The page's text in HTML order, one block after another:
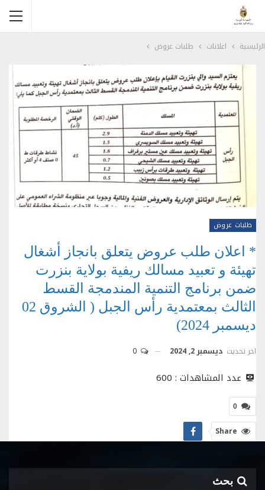
الرئيسية اعلانات طلبات عروض
طلبات عروض
* اعلان طلب عروض يتعلق بانجاز أشغال
تهيئة و تعبيد مسالك ريفية بولاية بنزرت
ضمن برنامج التنمية المندمجة القسط
الثالث بمعتمدية رأس الجبل ( الشروق 02
ديسمبر 2024)
اخر تحديث ديسمبر 2, 2024
عدد المشاهدات : 600
0
Share
بحث